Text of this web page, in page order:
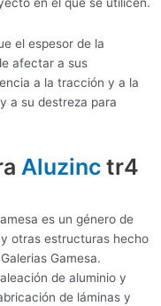
el espesor de la
afectar a sus
a la tracción y a la
a su destreza para
Aluzinc tr4
es un género de
otras estructuras hecho
Gamesa.
de aluminio y
de láminas y